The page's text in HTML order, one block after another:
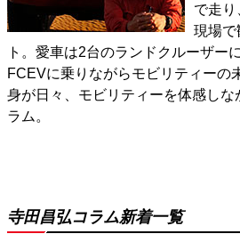
で走
現場で
ト。愛車は2台のランドクルーザー
FCEVに乗りながらモビリティーの
身が日々、モビリティーを体感しな
ラム。
寺田昌弘コラム新着一覧